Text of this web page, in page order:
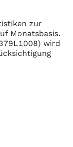
zur
Monatsbasis.
wird